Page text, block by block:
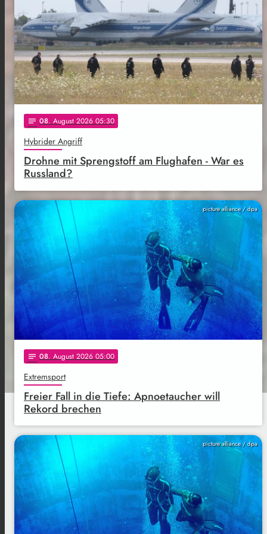
notes 08. August 2026 05:30
Hybrider Angriff
Drohne mit Sprengstoff am Flughafen - War es
Russland?
picture alliance / dpa
notes 08. August 2026 05:00
Extremsport
Freier Fall in die Tiefe: Apnoetaucher will
Rekord brechen
picture alliance / dpa